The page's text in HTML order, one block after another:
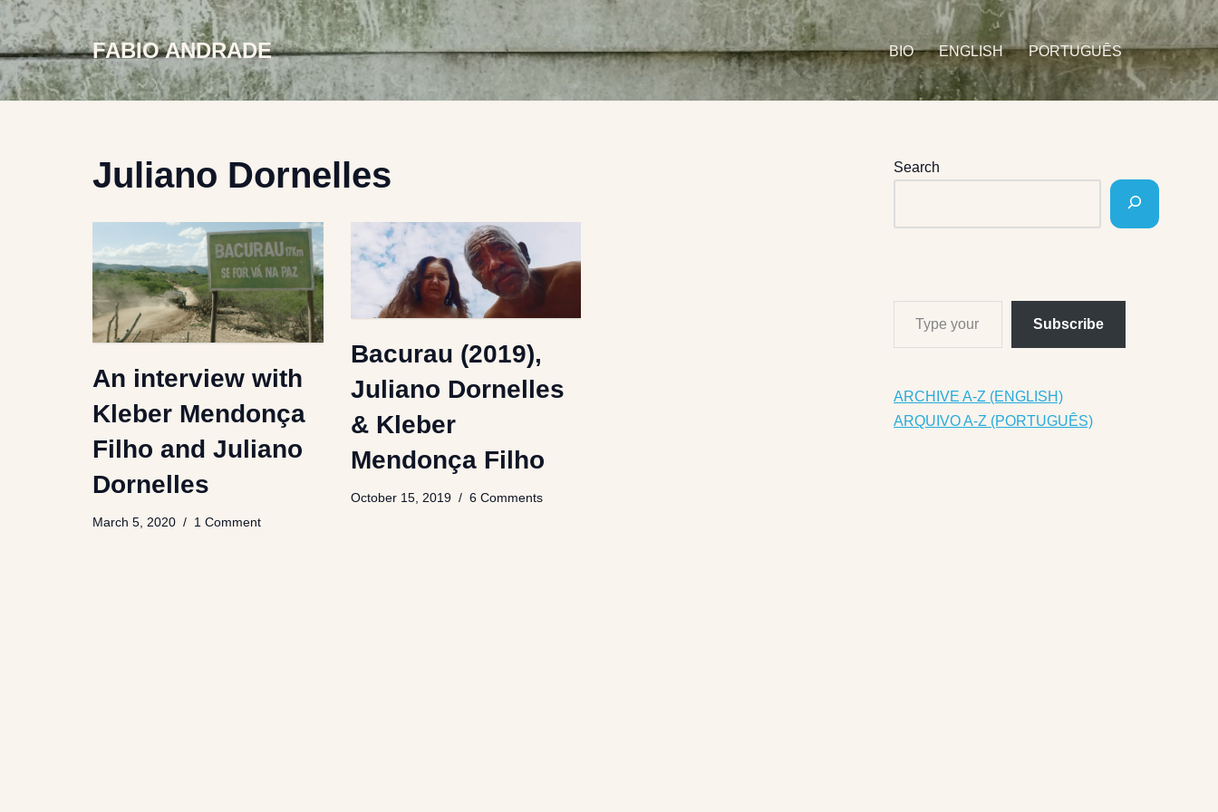
Skip
to
content
FABIO ANDRADE BIO ENGLISH PORTUGUÊS
Juliano Dornelles
An interview with
Kleber Mendonça
Filho and Juliano
Dornelles
March 5, 2020 1 Comment
Bacurau (2019),
Juliano Dornelles
& Kleber
Mendonça Filho
October 15, 2019 6 Comments
Search
Subscribe
ARCHIVE A-Z (ENGLISH)
ARQUIVO A-Z (PORTUGUÊS)